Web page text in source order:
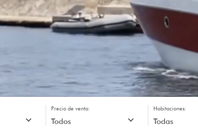
Precio de venta: Habitaciones: